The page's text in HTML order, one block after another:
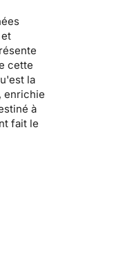
cette
la
enrichie
à
fait le